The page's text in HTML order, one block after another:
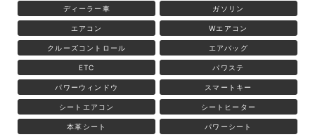
ディーラー車 ガソリン
エアコン Wエアコン
クルーズコントロール エアバッグ
ETC パワステ
パワーウィンドウ スマートキー
シートエアコン シートヒーター
本革シート パワーシート